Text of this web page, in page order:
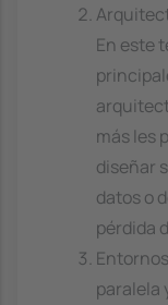
En este
más les
diseñar
datos o
pérdida
paralela